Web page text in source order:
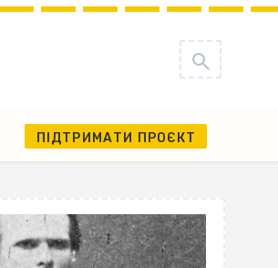
ПІДТРИМАТИ ПРОЄКТ